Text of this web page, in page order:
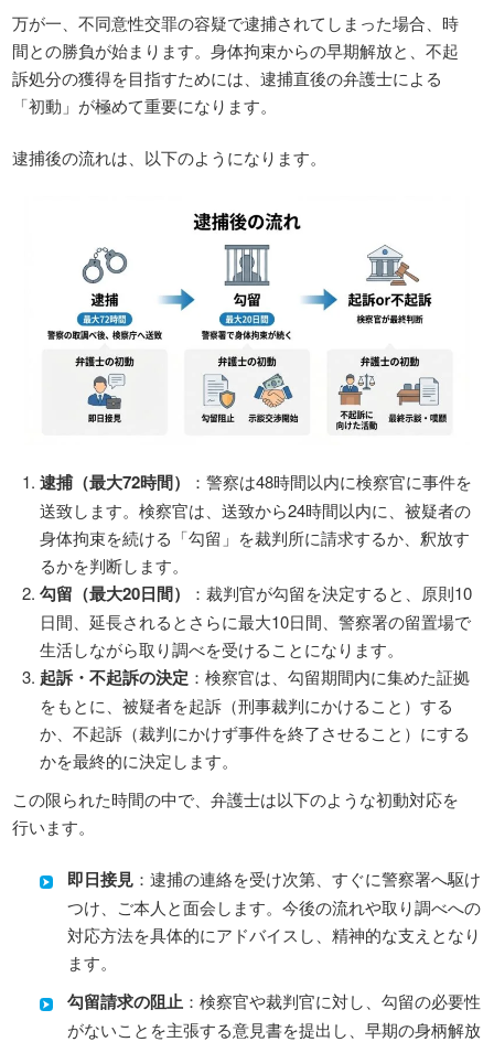
万が一、不同意性交罪の容疑で逮捕されてしまった場合、時
間との勝負が始まります。身体拘束からの早期解放と、不起
訴処分の獲得を目指すためには、逮捕直後の弁護士による
「初動」が極めて重要になります。
逮捕後の流れは、以下のようになります。
逮捕（最大72時間）
：警察は48時間以内に検察官に事件を
送致します。検察官は、送致から24時間以内に、被疑者の
身体拘束を続ける「勾留」を裁判所に請求するか、釈放す
るかを判断します。
勾留（最大20日間）
：裁判官が勾留を決定すると、原則10
日間、延長されるとさらに最大10日間、警察署の留置場で
生活しながら取り調べを受けることになります。
起訴・不起訴の決定 ：検察官は、勾留期間内に集めた証拠
をもとに、被疑者を起訴（刑事裁判にかけること）する
か、不起訴（裁判にかけず事件を終了させること）にする
かを最終的に決定します。
この限られた時間の中で、弁護士は以下のような初動対応を
行います。
即日接見 ：逮捕の連絡を受け次第、すぐに警察署へ駆け
つけ、ご本人と面会します。今後の流れや取り調べへの
対応方法を具体的にアドバイスし、精神的な支えとなり
ます。
勾留請求の阻止 ：検察官や裁判官に対し、勾留の必要性
がないことを主張する意見書を提出し、早期の身柄解放